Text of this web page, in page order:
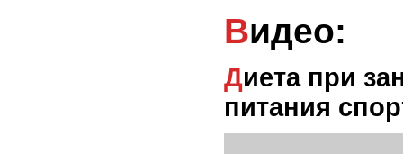
Видео:
Диета при занятии спортом. Принципы
питания